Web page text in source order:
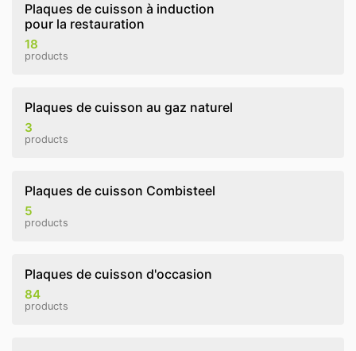
Plaques de cuisson à induction
pour la restauration
18
products
Plaques de cuisson au gaz naturel
3
products
Plaques de cuisson Combisteel
5
products
Plaques de cuisson d'occasion
84
products